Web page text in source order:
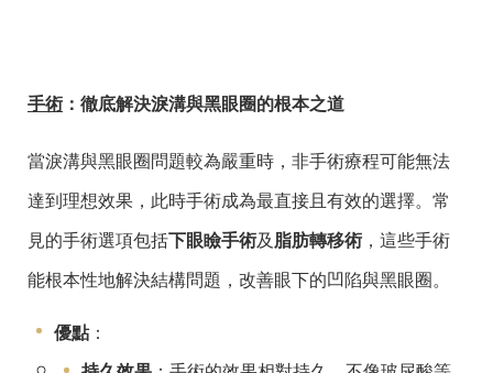
手術 ：徹底解決淚溝與黑眼圈的根本之道
當淚溝與黑眼圈問題較為嚴重時，非手術療程可能無法
達到理想效果，此時手術成為最直接且有效的選擇。常
見的手術選項包括下眼瞼手術及 脂肪轉移術 ，這些手術
能根本性地解決結構問題，改善眼下的凹陷與黑眼圈。
優點 ：